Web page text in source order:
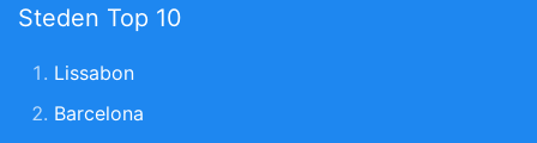
Steden Top 10
Lissabon
Barcelona